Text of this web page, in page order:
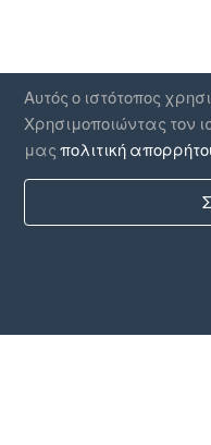
Αυτός ο ιστότοπος
Χρησιμοποιώντας τον
μαςπολιτική